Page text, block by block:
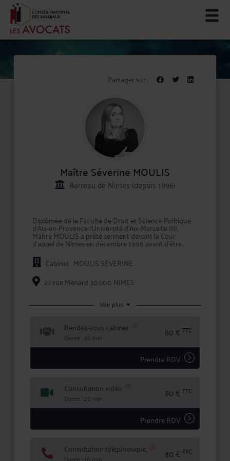
Partager sur :
Maître Séverine MOULIS
Barreau de Nimes (depuis 1996)
Diplômée de la Faculté de Droit et Science Politique
d'Aix-en-Provence (Université d'Aix-Marseille III),
Maître MOULIS a prêté serment devant la Cour
d'appel de Nîmes en décembre 1996 avant d'être
inscrite au Barreau de Nîmes où elle exerce sa
profession depuis 1997.
Ancien membre du Conseil de l'Ordre et du Conseil
Régional de Discipline.
essentiellement en matière civile et commerciale.
Droit de la famille, des personnes et de leur
patrimoine
• Divorce et liquidation des régimes matrimoniaux,
dissolution de PACS ou rupture de concubinage et
• Filiation, adoption, changement de nom et prénom
etc.
Droit de la responsabilité et des contrats civils et
Il permet d'obtenir la réparation d'un préjudice subi
Cabinet : MOULIS SÉVERINE
22 rue Ménard 30000 NIMES
Voir plus
Rendez-vous cabinet
Durée : 20 min 80 € TTC
Prendre RDV
Consultation vidéo
Durée : 20 min 80 € TTC
Prendre RDV
Consultation téléphonique
Durée : 10 min 40 € TTC